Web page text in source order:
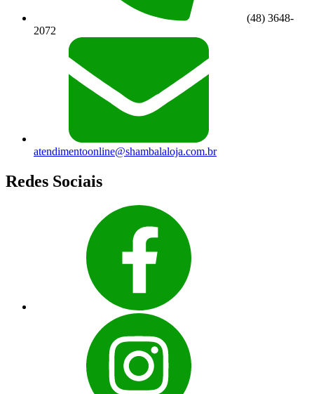
(48) 3648-
2072
atendimentoonline@shambalaloja.com.br
Redes Sociais